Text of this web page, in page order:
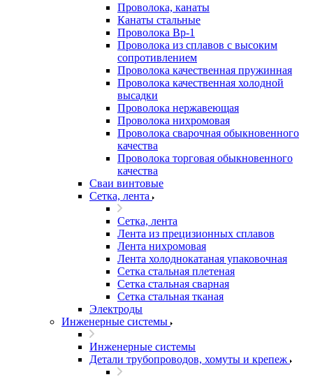
Проволока, канаты
Канаты стальные
Проволока Вр-1
Проволока из сплавов с высоким
сопротивлением
Проволока качественная пружинная
Проволока качественная холодной
высадки
Проволока нержавеющая
Проволока нихромовая
Проволока сварочная обыкновенного
качества
Проволока торговая обыкновенного
качества
Сваи винтовые
Сетка, лента
Сетка, лента
Лента из прецизионных сплавов
Лента нихромовая
Лента холоднокатаная упаковочная
Сетка стальная плетеная
Сетка стальная сварная
Сетка стальная тканая
Электроды
Инженерные системы
Инженерные системы
Детали трубопроводов, хомуты и крепеж